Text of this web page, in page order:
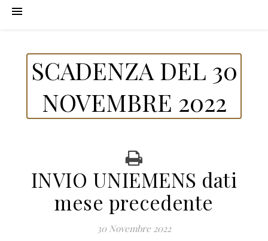
SCADENZA DEL 30
NOVEMBRE 2022
INVIO UNIEMENS dati
mese precedente
30 Novembre 2022